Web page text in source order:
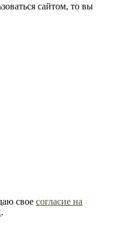
сайтом, то вы
свое согласие на
.